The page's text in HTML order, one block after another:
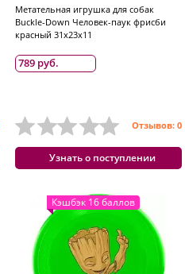
Метательная игрушка для собак
Buckle-Down Человек-паук фрисби
красный 31x23x11
789 руб.
Отзывов: 0
Узнать о поступлении
Кэшбэк 16 баллов